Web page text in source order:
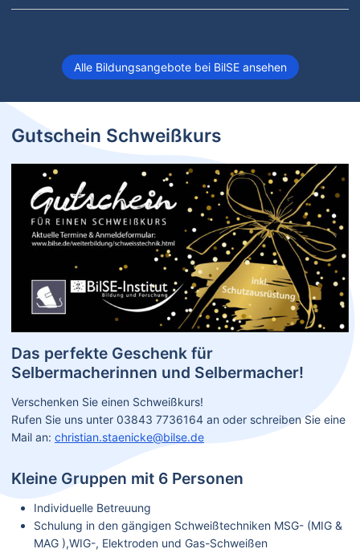
Alle Bildungsangebote bei BilSE ansehen
Gutschein Schweißkurs
Das perfekte Geschenk für
Selbermacherinnen und Selbermacher!
Verschenken Sie einen Schweißkurs!
Rufen Sie uns unter 03843 7736164 an oder schreiben Sie eine
Mail an: christian.staenicke@bilse.de
Kleine Gruppen mit 6 Personen
Individuelle Betreuung
Schulung in den gängigen Schweißtechniken MSG- (MIG &
MAG ),WIG-, Elektroden und Gas-Schweißen